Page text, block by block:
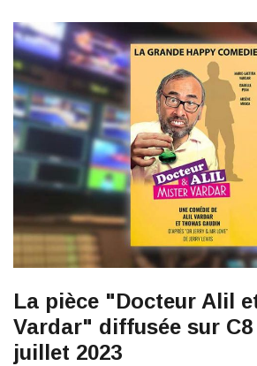
La pièce "Docteur Alil
Vardar" diffusée sur C8
juillet 2023